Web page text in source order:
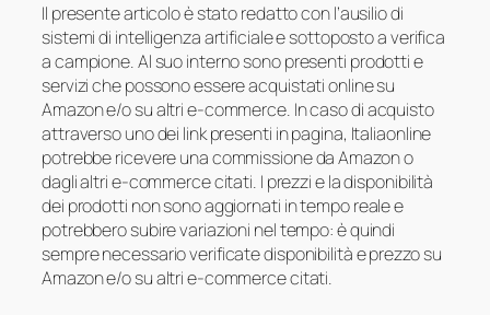
Il presente articolo è stato redatto con l’ausilio di
sistemi di intelligenza artificiale e sottoposto a verifica
a campione. Al suo interno sono presenti prodotti e
servizi che possono essere acquistati online su
Amazon e/o su altri e-commerce. In caso di acquisto
attraverso uno dei link presenti in pagina, Italiaonline
potrebbe ricevere una commissione da Amazon o
dagli altri e-commerce citati. I prezzi e la disponibilità
dei prodotti non sono aggiornati in tempo reale e
potrebbero subire variazioni nel tempo: è quindi
sempre necessario verificate disponibilità e prezzo su
Amazon e/o su altri e-commerce citati.